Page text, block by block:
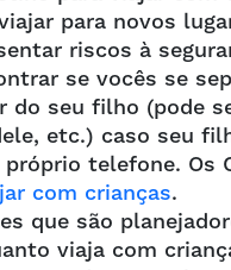
para novos
riscos à
se vocês se
do seu filho (pode
etc.) caso seu
telefone. Os
com crianças.
que são
viaja com